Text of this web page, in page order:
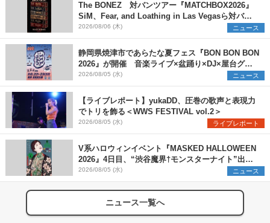
The BONEZ 対バンツアー『MATCHBOX2026』
SiM、Fear, and Loathing in Las Vegasら対バン
アーティストを一斉解禁
2026/08/06 (木) ニュース
静岡県焼津市であらたな夏フェス『BON BON BON
2026』が開催 音楽ライブ×盆踊り×DJ×屋台グル
メ×ランタンナイトで彩る2日間
2026/08/05 (水) ニュース
【ライブレポート】yukaDD、圧巻の歌声と表現力
でトリを飾る＜WWS FESTIVAL vol.2＞
2026/08/05 (水) ライブレポート
V系ハロウィンイベント『MASKED HALLOWEEN
2026』4日目、“渋谷魔界†モンスターナイト”出演6
組を発表
2026/08/05 (水) ニュース
ニュース一覧へ